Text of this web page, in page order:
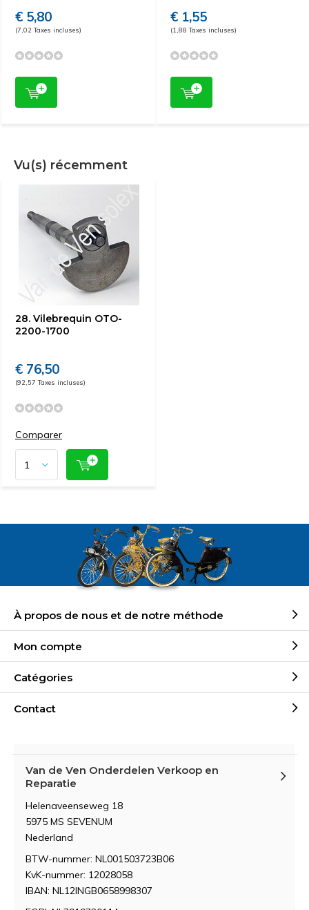
€ 5,80
(7,02 Taxes incluses)
€ 1,55
(1,88 Taxes incluses)
Vu(s) récemment
28. Vilebrequin OTO-
2200-1700
€ 76,50
(92,57 Taxes incluses)
Comparer
À propos de nous et de notre méthode
Mon compte
Catégories
Contact
Van de Ven Onderdelen Verkoop en
Reparatie
Helenaveenseweg 18
5975 MS SEVENUM
Nederland
BTW-nummer: NL001503723B06
KvK-nummer: 12028058
IBAN: NL12INGB0658998307